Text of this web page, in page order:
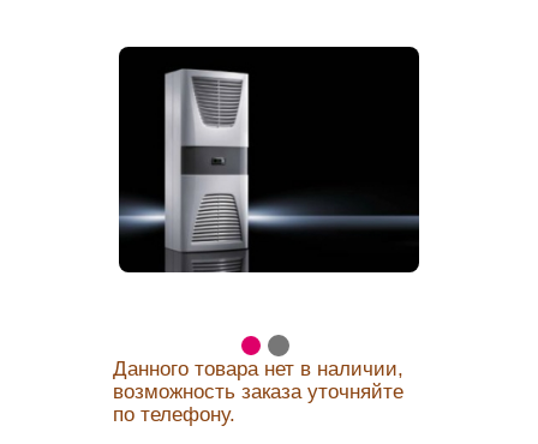
Данного товара нет в наличии,
возможность заказа уточняйте
по телефону.